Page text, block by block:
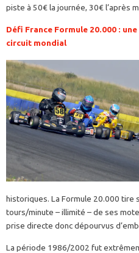
piste à 50€ la journée, 30€ l’après
Défi France Formule 20.000 :
circuit mondial
historiques. La Formule 20.000 tire
tours/minute – illimité – de ses
prise directe donc dépourvus
La période 1986/2002 fut